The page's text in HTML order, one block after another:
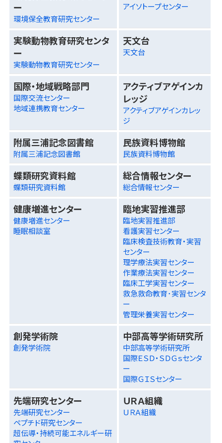
ー
環境保全教育研究センター
アイソトープセンター
実験動物教育研究センタ
ー
実験動物教育研究センター
天文台
天文台
国際・地域戦略部門
国際交流センター
地域連携教育センター
アクティブアゲインカ
レッジ
アクティブアゲインカレッ
ジ
附属三浦記念図書館
附属三浦記念図書館
民族資料博物館
民族資料博物館
蝶類研究資料館
蝶類研究資料館
総合情報センター
総合情報センター
健康増進センター
健康増進センター
睡眠相談室
臨地実習推進部
臨地実習推進部
看護実習センター
臨床検査技術教育・実習
センター
理学療法実習センター
作業療法実習センター
臨床工学実習センター
救急救命教育･実習センタ
ー
管理栄養実習センター
創発学術院
創発学術院
中部高等学術研究所
中部高等学術研究所
国際ＥＳＤ・ＳＤＧｓセンタ
ー
国際ＧＩＳセンター
先端研究センター
先端研究センター
ペプチド研究センター
超伝導・持続可能エネルギー研
ＵＲＡ組織
ＵＲＡ組織